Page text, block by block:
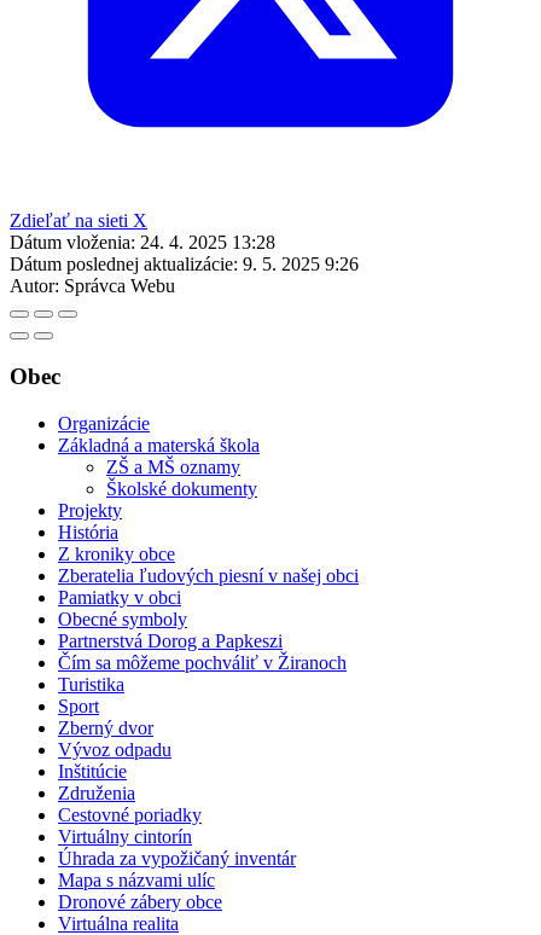
Zdieľať na sieti X
Dátum vloženia: 24. 4. 2025 13:28
Dátum poslednej aktualizácie: 9. 5. 2025 9:26
Autor: Správca Webu
Obec
Organizácie
Základná a materská škola
ZŠ a MŠ oznamy
Školské dokumenty
Projekty
História
Z kroniky obce
Zberatelia ľudových piesní v našej obci
Pamiatky v obci
Obecné symboly
Partnerstvá Dorog a Papkeszi
Čím sa môžeme pochváliť v Žiranoch
Turistika
Sport
Zberný dvor
Vývoz odpadu
Inštitúcie
Združenia
Cestovné poriadky
Virtuálny cintorín
Úhrada za vypožičaný inventár
Mapa s názvami ulíc
Dronové zábery obce
Virtuálna realita